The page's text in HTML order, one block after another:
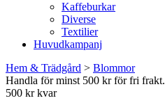
Kaffeburkar
Diverse
Textilier
Huvudkampanj
Hem & Trädgård > Blommor
Handla för minst 500 kr för fri frakt.
500 kr kvar